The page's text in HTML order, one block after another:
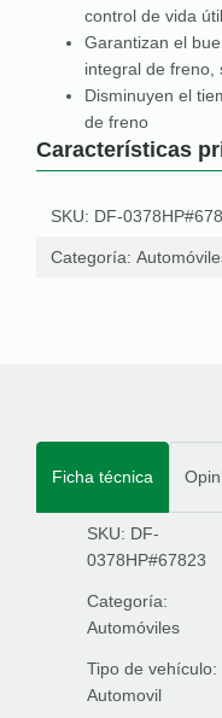
control de vida
Garantizan el
integral de freno,
Disminuyen el
de freno
Características
SKU: DF-
Categoría:
Ficha técnica
SKU: DF-
0378HP#67823
Categoría:
Automóviles
Tipo de vehículo:
Automovil